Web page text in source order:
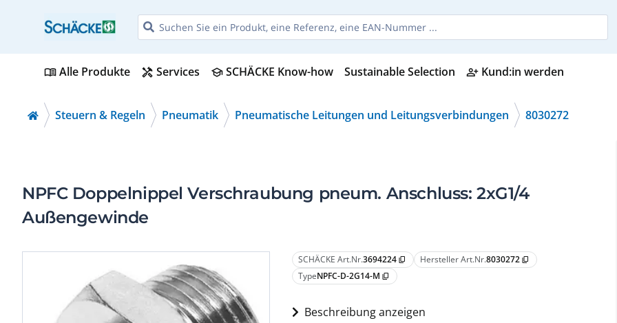
menu_bookAlle Produkte handyman Services schoolSCHÄCKE Know-how Sustainable Selection person_add_alt Kund:in werden
Steuern & Regeln Pneumatik Pneumatische Leitungen und Leitungsverbindungen 8030272
NPFC Doppelnippel Verschraubung pneum. Anschluss: 2xG1/4
Außengewinde
SCHÄCKE Art.Nr.3694224 content_copy Hersteller Art.Nr.8030272 content_copy
TypeNPFC-D-2G14-M content_copy
Beschreibung anzeigen